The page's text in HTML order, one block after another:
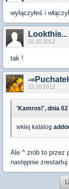
wyłączyłeś i
Lookthis...
02.10.2012
tak !
-
13.10.2012
'Kamros!', dnia 02
wklej katalog
Ale ^ zrób to przez
następnie zrestartuj